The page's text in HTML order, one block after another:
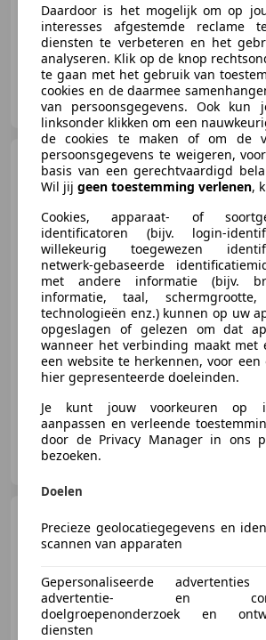
FML Automotive
NL-3443 CS WOERDEN
kWh | SOH
€
12/2021 148.942 km Elektrisch
FML Automotive
NL-3443 CS WOERDEN
AWD 75
€
Daardoor is het mogelijk om op
interesses afgestemde reclame
diensten te verbeteren en het
analyseren. Klik op de knop
te gaan met het gebruik van
cookies en de daarmee
van persoonsgegevens. Ook
linksonder klikken om een
de cookies te maken of om de
persoonsgegevens te weigeren,
basis van een gerechtvaardigd
Wil jij geen toestemming verlenen,
Cookies, apparaat- of
identificatoren (bijv. login-
willekeurig toegewezen
netwerk-gebaseerde
met andere informatie (bijv.
informatie, taal, schermgrootte,
technologieën enz.) kunnen op uw
opgeslagen of gelezen om dat
wanneer het verbinding maakt met
een website te herkennen, voor
hier gepresenteerde doeleinden.
Je kunt jouw voorkeuren op
aanpassen en verleende
door de Privacy Manager in ons
bezoeken.
Doelen
Precieze geolocatiegegevens en
scannen van apparaten
Gepersonaliseerde
advertentie- en
doelgroepenonderzoek en
diensten